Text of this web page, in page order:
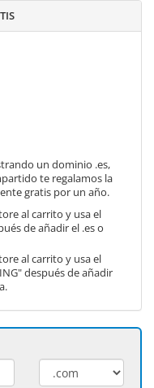
un dominio .es,
te regalamos la
gratis por un año.
al carrito y usa el
de añadir el .es o
al carrito y usa el
después de añadir